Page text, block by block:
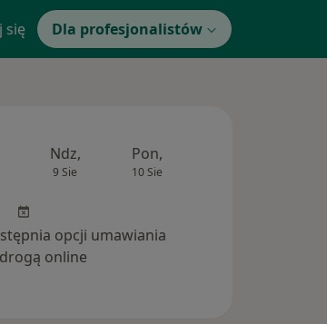
się Dla profesjonalistów
Ndz,
9 Sie
Pon,
10 Sie
opcji umawiania
online